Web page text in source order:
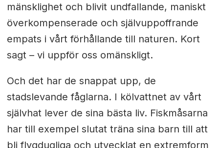
mänsklighet och blivit undfallande, maniskt
överkompenserade och självuppoffrande
empats i vårt förhållande till naturen. Kort
sagt – vi uppför oss omänskligt.
Och det har de snappat upp, de
stadslevande fåglarna. I kölvattnet av vårt
självhat lever de sina bästa liv. Fiskmåsarna
har till exempel slutat träna sina barn till att
bli flygdugliga och utvecklat en extremform